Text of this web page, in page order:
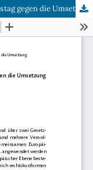
Warum Oppositionsfraktionen im Bundestag gegen die Umsetzung von EU-Richtlinien stimmen